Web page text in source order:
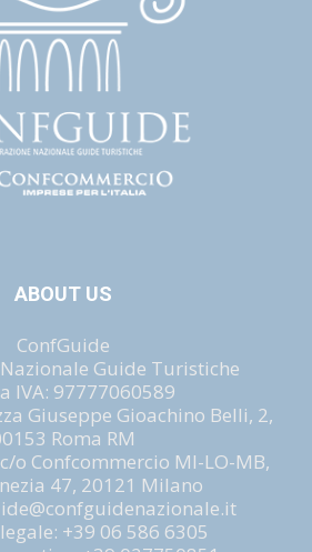
ABOUT US
ConfGuide
Guide Turistiche
IVA: 97777060589
Giuseppe Gioachino Belli, 2,
Roma RM
o Confcommercio MI-LO-MB,
47, 20121 Milano
+39 06 586 6305